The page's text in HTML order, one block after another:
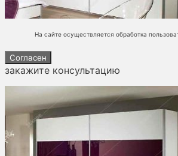
На сайте осуществляется обработка
Согласен
закажите консультацию